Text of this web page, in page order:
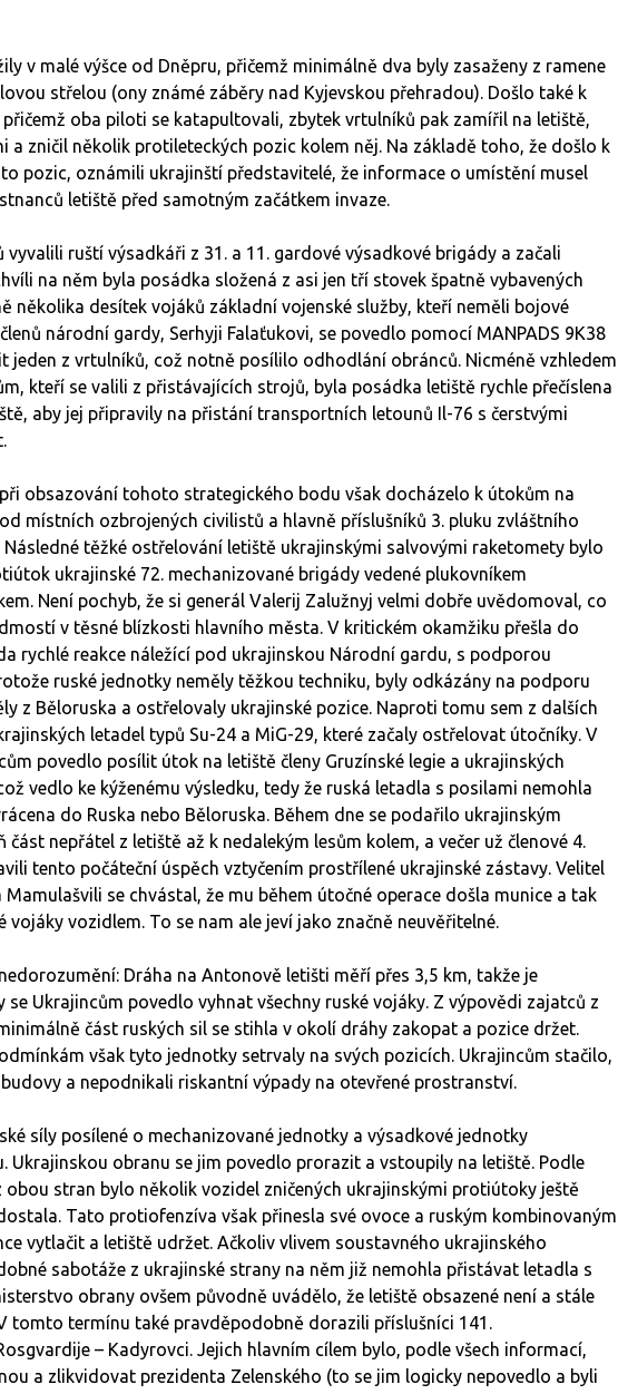
v malé výšce od Dněpru, přičemž minimálně dva byly zasaženy z ramene
střelou (ony známé záběry nad Kyjevskou přehradou). Došlo také k
oba piloti se katapultovali, zbytek vrtulníků pak zamířil na letiště,
a zničil několik protileteckých pozic kolem něj. Na základě toho, že došlo k
pozic, oznámili ukrajinští představitelé, že informace o umístění musel
letiště před samotným začátkem invaze.
vyvalili ruští výsadkáři z 31. a 11. gardové výsadkové brigády a začali
na něm byla posádka složená z asi jen tří stovek špatně vybavených
několika desítek vojáků základní vojenské služby, kteří neměli bojové
národní gardy, Serhyji Falaťukovi, se povedlo pomocí MANPADS 9K38
jeden z vrtulníků, což notně posílilo odhodlání obránců. Nicméně vzhledem
kteří se valili z přistávajících strojů, byla posádka letiště rychle přečíslena
aby jej připravily na přistání transportních letounů Il-76 s čerstvými
obsazování tohoto strategického bodu však docházelo k útokům na
místních ozbrojených civilistů a hlavně příslušníků 3. pluku zvláštního
Následné těžké ostřelování letiště ukrajinskými salvovými raketomety bylo
ukrajinské 72. mechanizované brigády vedené plukovníkem
Není pochyb, že si generál Valerij Zalužnyj velmi dobře uvědomoval, co
v těsné blízkosti hlavního města. V kritickém okamžiku přešla do
rychlé reakce náležící pod ukrajinskou Národní gardu, s podporou
ruské jednotky neměly těžkou techniku, byly odkázány na podporu
z Běloruska a ostřelovaly ukrajinské pozice. Naproti tomu sem z dalších
letadel typů Su-24 a MiG-29, které začaly ostřelovat útočníky. V
povedlo posílit útok na letiště členy Gruzínské legie a ukrajinských
vedlo ke kýženému výsledku, tedy že ruská letadla s posilami nemohla
do Ruska nebo Běloruska. Během dne se podařilo ukrajinským
nepřátel z letiště až k nedalekým lesům kolem, a večer už členové 4.
tento počáteční úspěch vztyčením prostřílené ukrajinské zástavy. Velitel
Mamulašvili se chvástal, že mu během útočné operace došla munice a tak
vojáky vozidlem. To se nam ale jeví jako značně neuvěřitelné.
Dráha na Antonově letišti měří přes 3,5 km, takže je
se Ukrajincům povedlo vyhnat všechny ruské vojáky. Z výpovědi zajatců z
část ruských sil se stihla v okolí dráhy zakopat a pozice držet.
však tyto jednotky setrvaly na svých pozicích. Ukrajincům stačilo,
a nepodnikali riskantní výpady na otevřené prostranství.
síly posílené o mechanizované jednotky a výsadkové jednotky
Ukrajinskou obranu se jim povedlo prorazit a vstoupily na letiště. Podle
stran bylo několik vozidel zničených ukrajinskými protiútoky ještě
Tato protiofenzíva však přinesla své ovoce a ruským kombinovaným
vytlačit a letiště udržet. Ačkoliv vlivem soustavného ukrajinského
sabotáže z ukrajinské strany na něm již nemohla přistávat letadla s
obrany ovšem původně uvádělo, že letiště obsazené není a stále
tomto termínu také pravděpodobně dorazili příslušníci 141.
– Kadyrovci. Jejich hlavním cílem bylo, podle všech informací,
a zlikvidovat prezidenta Zelenského (to se jim logicky nepovedlo a byli